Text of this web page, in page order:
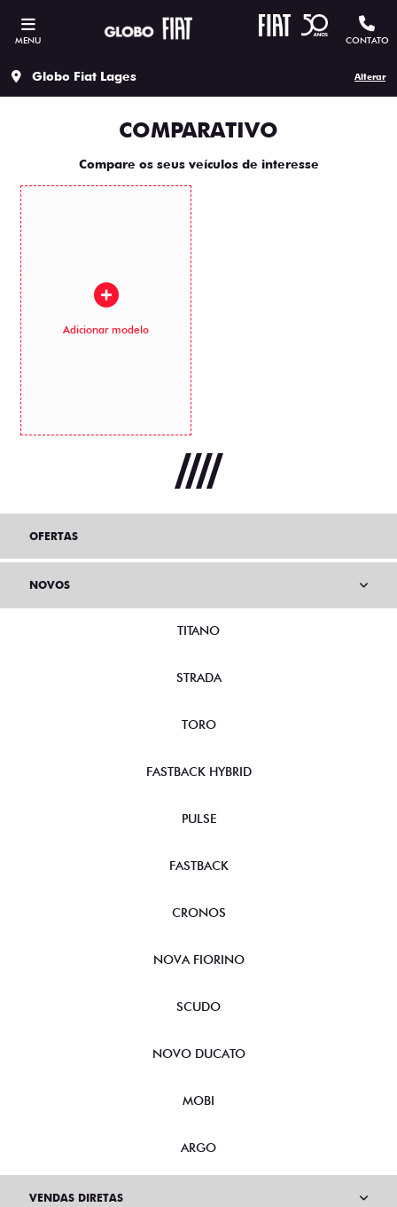
MENU CONTATO
Globo Fiat Lages Alterar
COMPARATIVO
Compare os seus veículos de interesse
Adicionar modelo
OFERTAS
NOVOS
TITANO
STRADA
TORO
FASTBACK HYBRID
PULSE
FASTBACK
CRONOS
NOVA FIORINO
SCUDO
NOVO DUCATO
MOBI
ARGO
VENDAS DIRETAS